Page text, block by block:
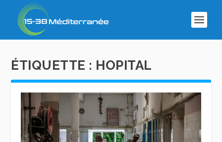
ÉTIQUETTE : HOPITAL